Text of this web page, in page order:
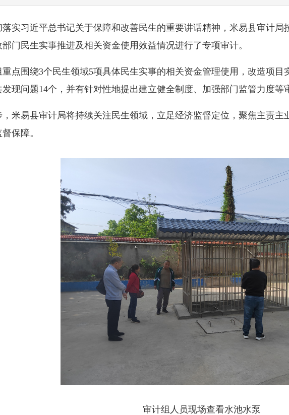
习近平总书记关于保障和改善民生的重要讲话精神，米易县审计局
门民生实事推进及相关资金使用效益情况进行了专项审计。
围绕3个民生领域5项具体民生实事的相关资金管理使用，改造项目
现问题14个，并有针对性地提出建立健全制度、加强部门监管力度等
易县审计局将持续关注民生领域，立足经济监督定位，聚焦主责主
保障。
审计组人员现场查看水池水泵